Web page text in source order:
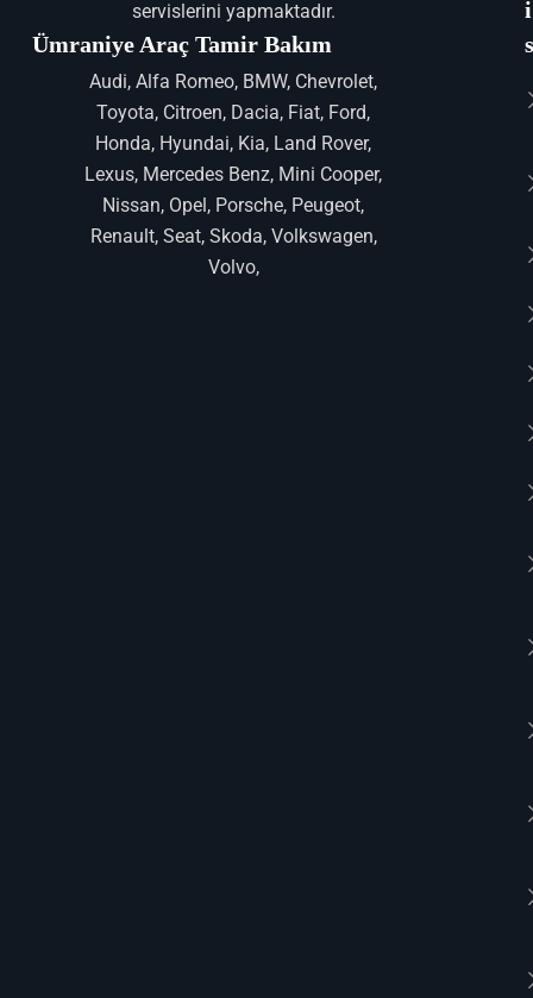
servislerini yapmaktadır.
Ümraniye Araç Tamir Bakım
Audi, Alfa Romeo, BMW, Chevrolet,
Toyota, Citroen, Dacia, Fiat, Ford,
Honda, Hyundai, Kia, Land Rover,
Lexus, Mercedes Benz, Mini Cooper,
Nissan, Opel, Porsche, Peugeot,
Renault, Seat, Skoda, Volkswagen,
Volvo,
i